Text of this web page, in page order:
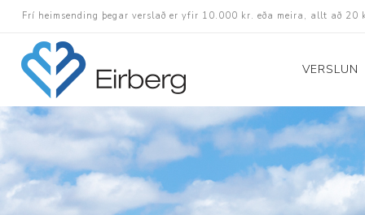
Frí heimsending þegar verslað er yfir 10.000 kr. eða meira, allt að 20
VERSLUN
Skór
Götuskór
Hlaupaskór